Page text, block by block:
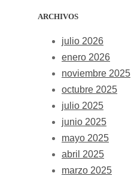
ARCHIVOS
julio 2026
enero 2026
noviembre 2025
octubre 2025
julio 2025
junio 2025
mayo 2025
abril 2025
marzo 2025